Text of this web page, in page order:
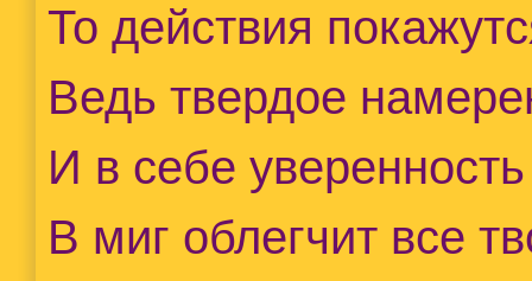
То действия
Ведь твердое
И в себе уверенность
В миг облегчит все